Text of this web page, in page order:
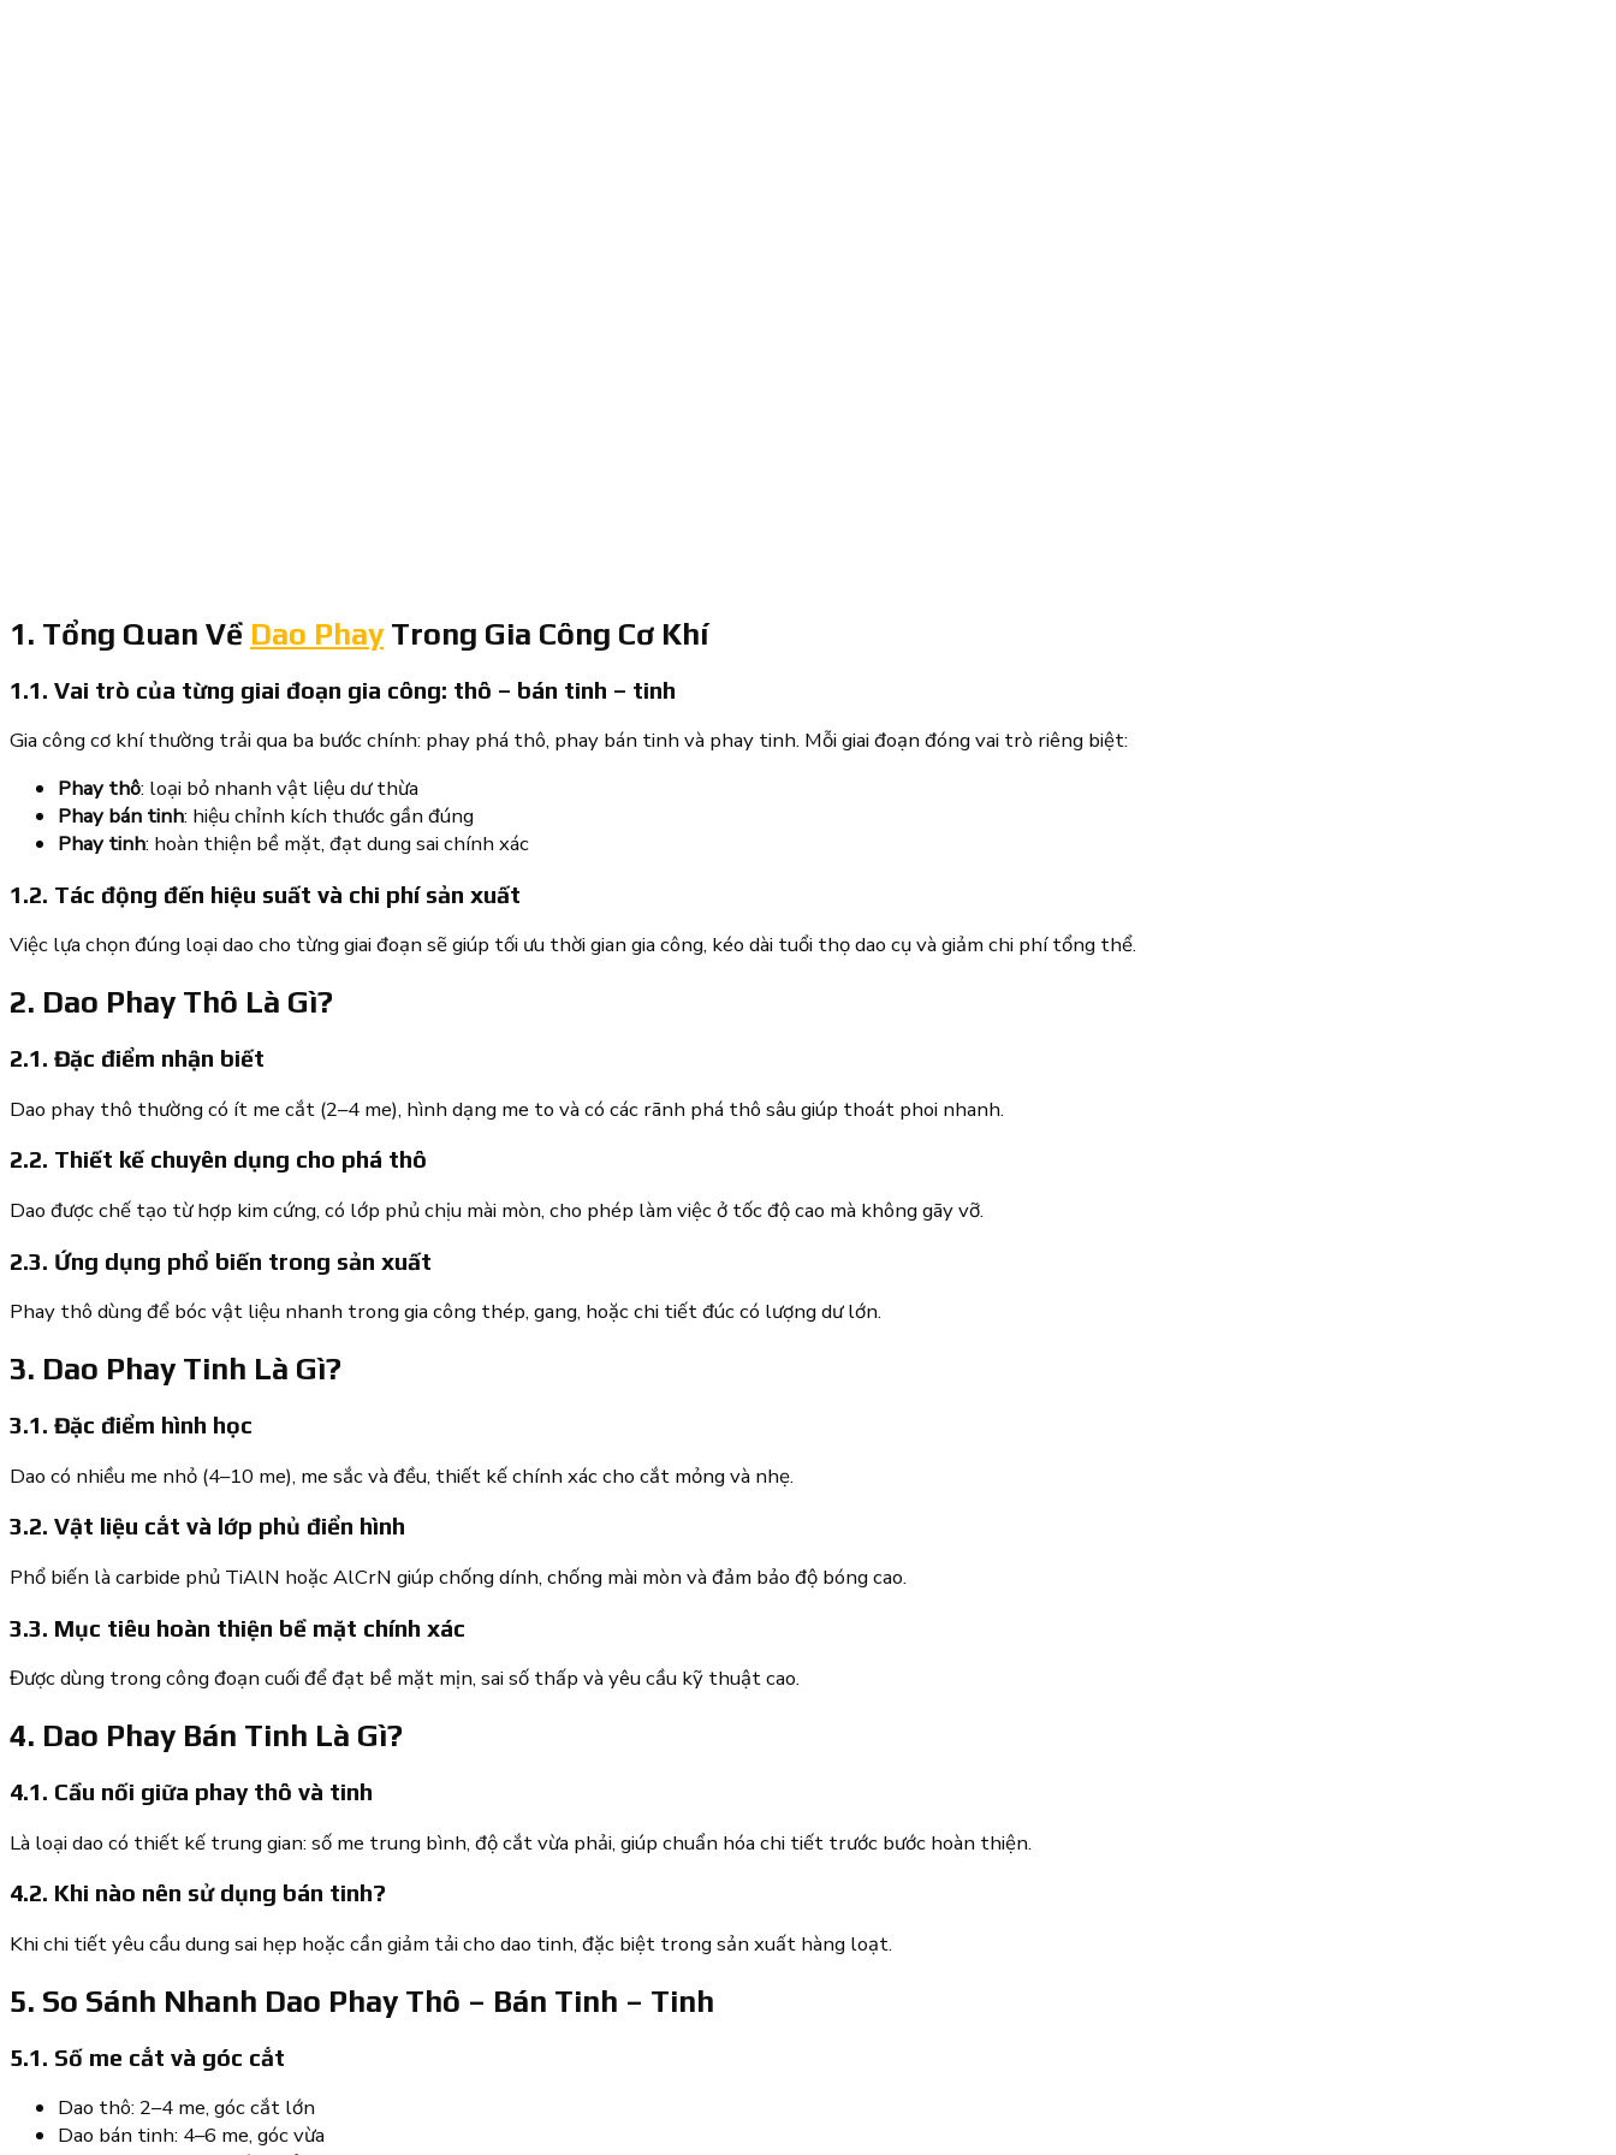
1. Tổng Quan Về Dao Phay Trong Gia Công Cơ Khí
1.1. Vai trò của từng giai đoạn gia công: thô – bán tinh – tinh
Gia công cơ khí thường trải qua ba bước chính: phay phá thô, phay bán tinh và phay tinh. Mỗi giai đoạn đóng vai trò riêng biệt:
Phay thô: loại bỏ nhanh vật liệu dư thừa
Phay bán tinh: hiệu chỉnh kích thước gần đúng
Phay tinh: hoàn thiện bề mặt, đạt dung sai chính xác
1.2. Tác động đến hiệu suất và chi phí sản xuất
Việc lựa chọn đúng loại dao cho từng giai đoạn sẽ giúp tối ưu thời gian gia công, kéo dài tuổi thọ dao cụ và giảm chi phí tổng thể.
2. Dao Phay Thô Là Gì?
2.1. Đặc điểm nhận biết
Dao phay thô thường có ít me cắt (2–4 me), hình dạng me to và có các rãnh phá thô sâu giúp thoát phoi nhanh.
2.2. Thiết kế chuyên dụng cho phá thô
Dao được chế tạo từ hợp kim cứng, có lớp phủ chịu mài mòn, cho phép làm việc ở tốc độ cao mà không gãy vỡ.
2.3. Ứng dụng phổ biến trong sản xuất
Phay thô dùng để bóc vật liệu nhanh trong gia công thép, gang, hoặc chi tiết đúc có lượng dư lớn.
3. Dao Phay Tinh Là Gì?
3.1. Đặc điểm hình học
Dao có nhiều me nhỏ (4–10 me), me sắc và đều, thiết kế chính xác cho cắt mỏng và nhẹ.
3.2. Vật liệu cắt và lớp phủ điển hình
Phổ biến là carbide phủ TiAlN hoặc AlCrN giúp chống dính, chống mài mòn và đảm bảo độ bóng cao.
3.3. Mục tiêu hoàn thiện bề mặt chính xác
Được dùng trong công đoạn cuối để đạt bề mặt mịn, sai số thấp và yêu cầu kỹ thuật cao.
4. Dao Phay Bán Tinh Là Gì?
4.1. Cầu nối giữa phay thô và tinh
Là loại dao có thiết kế trung gian: số me trung bình, độ cắt vừa phải, giúp chuẩn hóa chi tiết trước bước hoàn thiện.
4.2. Khi nào nên sử dụng bán tinh?
Khi chi tiết yêu cầu dung sai hẹp hoặc cần giảm tải cho dao tinh, đặc biệt trong sản xuất hàng loạt.
5. So Sánh Nhanh Dao Phay Thô – Bán Tinh – Tinh
5.1. Số me cắt và góc cắt
Dao thô: 2–4 me, góc cắt lớn
Dao bán tinh: 4–6 me, góc vừa